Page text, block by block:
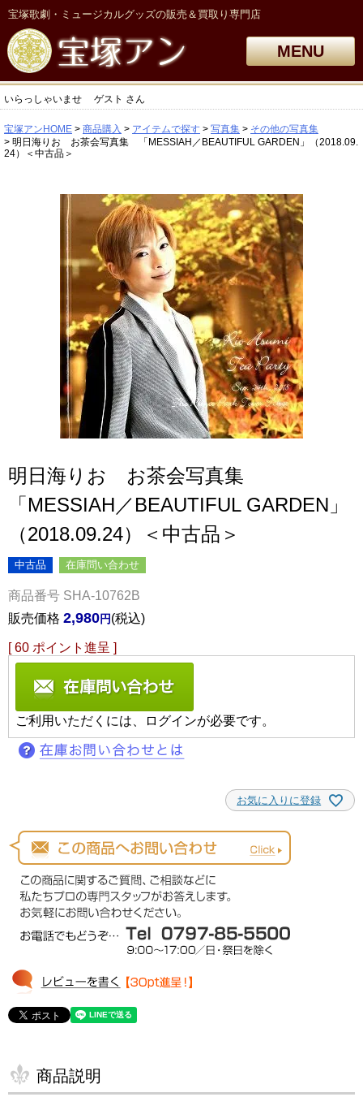
宝塚歌劇・ミュージカルグッズの販売＆買取り専門店
MENU
いらっしゃいませ ゲスト さん
宝塚アンHOME 商品購入 アイテムで探す 写真集
その他の写真集
明日海りお お茶会写真集 「MESSIAH／BEAUTIFUL GARDEN」（2018.09.
24）＜中古品＞
明日海りお お茶会写真集
「MESSIAH／BEAUTIFUL GARDEN」
（2018.09.24）＜中古品＞
中古品 在庫問い合わせ
商品番号 SHA-10762B
販売価格 2,980 税込
[ 60 ポイント進呈 ]
ご利用いただくには、ログインが必要です。
お気に入りに登録
商品説明